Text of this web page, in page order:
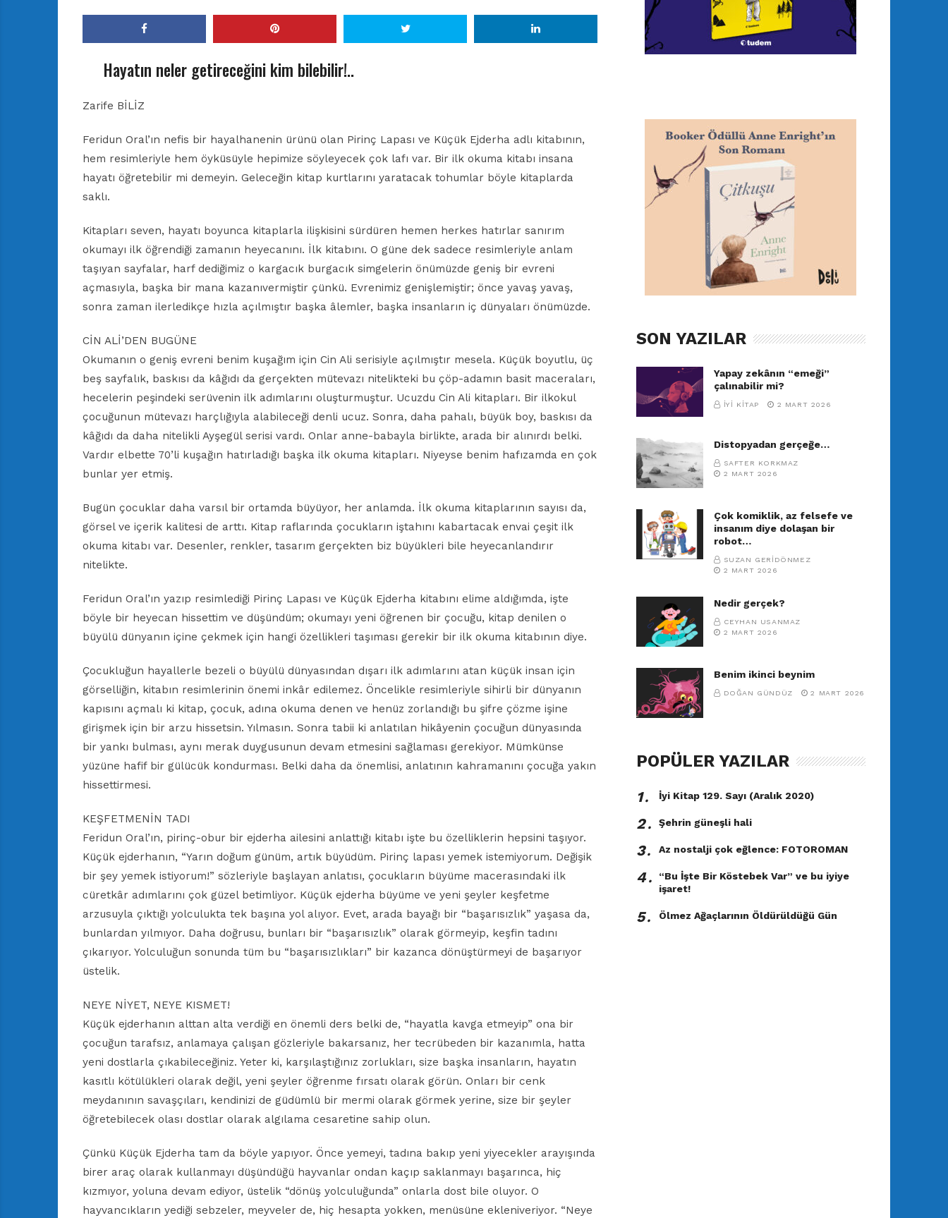
Hayatın neler getireceğini kim bilebilir!..
Zarife BİLİZ
Feridun Oral’ın nefis bir hayalhanenin ürünü olan Pirinç Lapası ve Küçük Ejderha adlı kitabının,
hem resimleriyle hem öyküsüyle hepimize söyleyecek çok lafı var. Bir ilk okuma kitabı insana
hayatı öğretebilir mi demeyin. Geleceğin kitap kurtlarını yaratacak tohumlar böyle kitaplarda
saklı.
Kitapları seven, hayatı boyunca kitaplarla ilişkisini sürdüren hemen herkes hatırlar sanırım
okumayı ilk öğrendiği zamanın heyecanını. İlk kitabını. O güne dek sadece resimleriyle anlam
taşıyan sayfalar, harf dediğimiz o kargacık burgacık simgelerin önümüzde geniş bir evreni
açmasıyla, başka bir mana kazanıvermiştir çünkü. Evrenimiz genişlemiştir; önce yavaş yavaş,
sonra zaman ilerledikçe hızla açılmıştır başka âlemler, başka insanların iç dünyaları önümüzde.
CİN ALİ’DEN BUGÜNE
Okumanın o geniş evreni benim kuşağım için Cin Ali serisiyle açılmıştır mesela. Küçük boyutlu, üç
beş sayfalık, baskısı da kâğıdı da gerçekten mütevazı nitelikteki bu çöp-adamın basit maceraları,
hecelerin peşindeki serüvenin ilk adımlarını oluşturmuştur. Ucuzdu Cin Ali kitapları. Bir ilkokul
çocuğunun mütevazı harçlığıyla alabileceği denli ucuz. Sonra, daha pahalı, büyük boy, baskısı da
kâğıdı da daha nitelikli Ayşegül serisi vardı. Onlar anne-babayla birlikte, arada bir alınırdı belki.
Vardır elbette 70’li kuşağın hatırladığı başka ilk okuma kitapları. Niyeyse benim hafızamda en çok
bunlar yer etmiş.
Bugün çocuklar daha varsıl bir ortamda büyüyor, her anlamda. İlk okuma kitaplarının sayısı da,
görsel ve içerik kalitesi de arttı. Kitap raflarında çocukların iştahını kabartacak envai çeşit ilk
okuma kitabı var. Desenler, renkler, tasarım gerçekten biz büyükleri bile heyecanlandırır
nitelikte.
Feridun Oral’ın yazıp resimlediği Pirinç Lapası ve Küçük Ejderha kitabını elime aldığımda, işte
böyle bir heyecan hissettim ve düşündüm; okumayı yeni öğrenen bir çocuğu, kitap denilen o
büyülü dünyanın içine çekmek için hangi özellikleri taşıması gerekir bir ilk okuma kitabının diye.
Çocukluğun hayallerle bezeli o büyülü dünyasından dışarı ilk adımlarını atan küçük insan için
görselliğin, kitabın resimlerinin önemi inkâr edilemez. Öncelikle resimleriyle sihirli bir dünyanın
kapısını açmalı ki kitap, çocuk, adına okuma denen ve henüz zorlandığı bu şifre çözme işine
girişmek için bir arzu hissetsin. Yılmasın. Sonra tabii ki anlatılan hikâyenin çocuğun dünyasında
bir yankı bulması, aynı merak duygusunun devam etmesini sağlaması gerekiyor. Mümkünse
yüzüne hafif bir gülücük kondurması. Belki daha da önemlisi, anlatının kahramanını çocuğa yakın
hissettirmesi.
KEŞFETMENİN TADI
Feridun Oral’ın, pirinç-obur bir ejderha ailesini anlattığı kitabı işte bu özelliklerin hepsini taşıyor.
Küçük ejderhanın, “Yarın doğum günüm, artık büyüdüm. Pirinç lapası yemek istemiyorum. Değişik
bir şey yemek istiyorum!” sözleriyle başlayan anlatısı, çocukların büyüme macerasındaki ilk
cüretkâr adımlarını çok güzel betimliyor. Küçük ejderha büyüme ve yeni şeyler keşfetme
arzusuyla çıktığı yolculukta tek başına yol alıyor. Evet, arada bayağı bir “başarısızlık” yaşasa da,
bunlardan yılmıyor. Daha doğrusu, bunları bir “başarısızlık” olarak görmeyip, keşfin tadını
çıkarıyor. Yolculuğun sonunda tüm bu “başarısızlıkları” bir kazanca dönüştürmeyi de başarıyor
üstelik.
NEYE NİYET, NEYE KISMET!
Küçük ejderhanın alttan alta verdiği en önemli ders belki de, “hayatla kavga etmeyip” ona bir
çocuğun tarafsız, anlamaya çalışan gözleriyle bakarsanız, her tecrübeden bir kazanımla, hatta
yeni dostlarla çıkabileceğiniz. Yeter ki, karşılaştığınız zorlukları, size başka insanların, hayatın
kasıtlı kötülükleri olarak değil, yeni şeyler öğrenme fırsatı olarak görün. Onları bir cenk
meydanının savaşçıları, kendinizi de güdümlü bir mermi olarak görmek yerine, size bir şeyler
öğretebilecek olası dostlar olarak algılama cesaretine sahip olun.
Çünkü Küçük Ejderha tam da böyle yapıyor. Önce yemeyi, tadına bakıp yeni yiyecekler arayışında
birer araç olarak kullanmayı düşündüğü hayvanlar ondan kaçıp saklanmayı başarınca, hiç
kızmıyor, yoluna devam ediyor, üstelik “dönüş yolculuğunda” onlarla dost bile oluyor. O
hayvancıkların yediği sebzeler, meyveler de, hiç hesapta yokken, menüsüne ekleniveriyor. “Neye
SON YAZILAR
Yapay zekânın “emeği”
çalınabilir mi?
İYI KITAP 2 MART 2026
Distopyadan gerçeğe…
SAFTER KORKMAZ
2 MART 2026
Çok komiklik, az felsefe ve
insanım diye dolaşan bir
robot…
SUZAN GERIDÖNMEZ
2 MART 2026
Nedir gerçek?
CEYHAN USANMAZ
2 MART 2026
Benim ikinci beynim
DOĞAN GÜNDÜZ 2 MART 2026
POPÜLER YAZILAR
1․ İyi Kitap 129. Sayı (Aralık 2020)
2․ Şehrin güneşli hali
3․ Az nostalji çok eğlence: FOTOROMAN
4․
“Bu İşte Bir Köstebek Var” ve bu iyiye
işaret!
5․ Ölmez Ağaçlarının Öldürüldüğü Gün